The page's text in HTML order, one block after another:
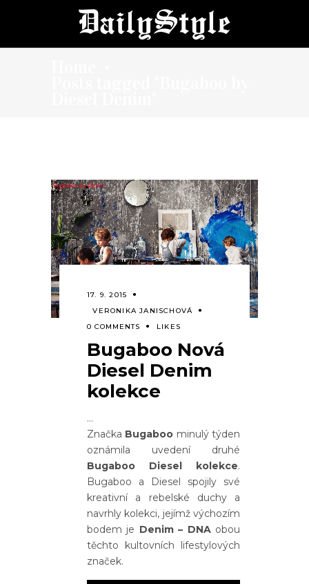
17. 9. 2015
VERONIKA JANISCHOVÁ
0 COMMENTS
LIKES
Bugaboo Nová
Diesel Denim
kolekce
Značka Bugaboo minulý týden
oznámila uvedení druhé
Bugaboo Diesel kolekce.
Bugaboo a Diesel spojily své
kreativní a rebelské duchy a
navrhly kolekci, jejímž výchozím
bodem je Denim – DNAobou
těchto kultovních lifestylových
značek.